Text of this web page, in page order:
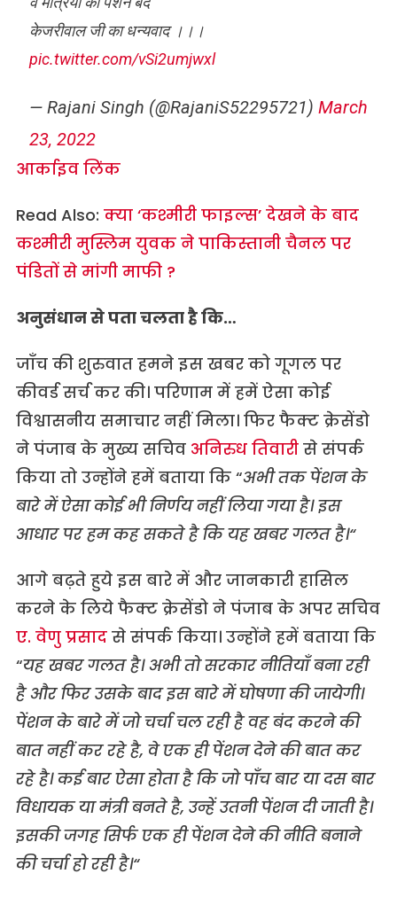
केजरीवाल जी का धन्यवाद ।।।
pic.twitter.com/vSi2umjwxl
— Rajani Singh (@RajaniS52295721) March
23, 2022
आर्काइव लिंक
Read Also: क्या ‘कश्मीरी फाइल्स’ देखने के बाद
कश्मीरी मुस्लिम युवक ने पाकिस्तानी चैनल पर
पंडितों से मांगी माफी ?
अनुसंधान से पता चलता है कि…
जाँच की शुरुवात हमने इस खबर को गूगल पर
कीवर्ड सर्च कर की। परिणाम में हमें ऐसा कोई
विश्वासनीय समाचार नहीं मिला। फिर फैक्ट क्रेसेंडो
ने पंजाब के मुख्य सचिव अनिरुध तिवारीसे संपर्क
किया तो उन्होंने हमें बताया कि “अभी तक पेंशन के
बारे में ऐसा कोई भी निर्णय नहीं लिया गया है। इस
आधार पर हम कह सकते है कि यह खबर गलत है।“
आगे बढ़ते हुये इस बारे में और जानकारी हासिल
करने के लिये फैक्ट क्रेसेंडो ने पंजाब के अपर सचिव
ए. वेणु प्रसादसे संपर्क किया। उन्होंने हमें बताया कि
“यह खबर गलत है। अभी तो सरकार नीतियाँ बना रही
है और फिर उसके बाद इस बारे में घोषणा की जायेगी।
पेंशन के बारे में जो चर्चा चल रही है वह बंद करने की
बात नहीं कर रहे है, वे एक ही पेंशन देने की बात कर
रहे है। कई बार ऐसा होता है कि जो पाँच बार या दस बार
विधायक या मंत्री बनते है, उन्हें उतनी पेंशन दी जाती है।
इसकी जगह सिर्फ एक ही पेंशन देने की नीति बनाने
की चर्चा हो रही है।“